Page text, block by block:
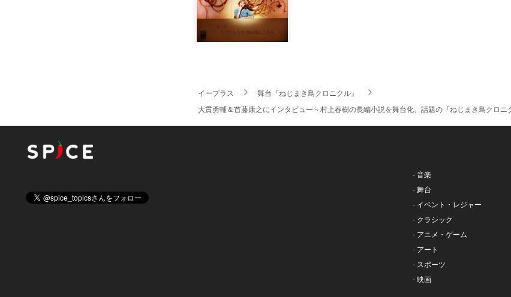
イープラス
舞台『ねじまき鳥クロニクル』
大貫勇輔＆首藤康之にインタビュー～村上春樹の長編小説を舞台化、話題の『ねじまき鳥クロニ
- 音楽
- 舞台
- イベント・レジャー
- クラシック
- アニメ・ゲーム
- アート
- スポーツ
- 映画